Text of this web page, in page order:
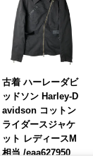
古着 ハーレーダビ
ッドソン Harley-D
avidson コットン
ライダースジャケ
ット レディースM
相当 /eaa627950